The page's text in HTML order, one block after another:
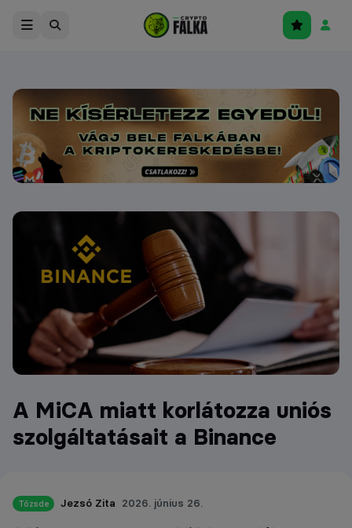
A MiCA miatt korlátozza uniós
szolgáltatásait a Binance
Tőzsde Jezsó Zita 2026. június 26.